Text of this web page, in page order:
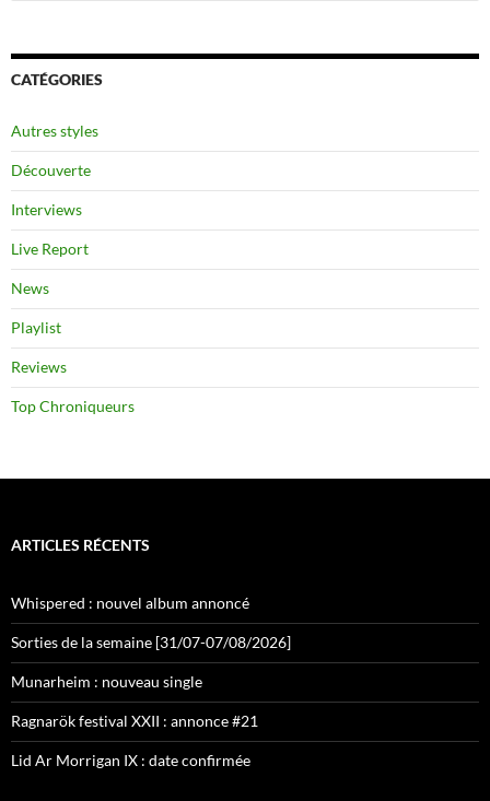
CATÉGORIES
Autres styles
Découverte
Interviews
Live Report
News
Playlist
Reviews
Top Chroniqueurs
ARTICLES RÉCENTS
Whispered : nouvel album annoncé
Sorties de la semaine [31/07-07/08/2026]
Munarheim : nouveau single
Ragnarök festival XXII : annonce #21
Lid Ar Morrigan IX : date confirmée